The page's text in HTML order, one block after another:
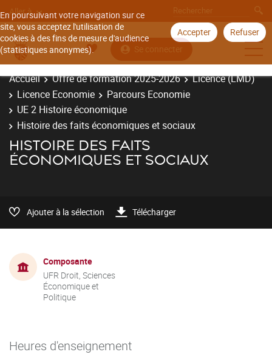
En poursuivant votre navigation sur ce
site, vous acceptez l'utilisation de
cookies à des fins de mesure d'audience
(statistiques anonymes).
Accepter Refuser
Aller à
Se connecter
Accueil Offre de formation 2025-2026
Licence (LMD)
Licence Economie
Parcours Economie
UE 2 Histoire économique
Histoire des faits économiques et sociaux
HISTOIRE DES FAITS
ÉCONOMIQUES ET SOCIAUX
Ajouter à la sélection Télécharger
Composante
UFR Droit, Sciences
Économique et
Politique
Heures d'enseignement